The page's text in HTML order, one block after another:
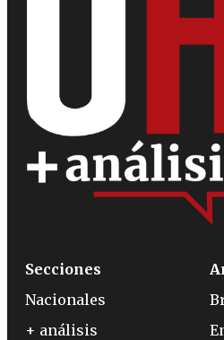
Secciones
Nacionales
+ análisis